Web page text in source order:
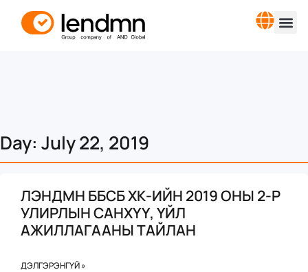
Day: July 22, 2019
ЛЭНДМН ББСБ ХК-ИЙН 2019 ОНЫ 2-Р
УЛИРЛЫН САНХҮҮ, ҮЙЛ
АЖИЛЛАГААНЫ ТАЙЛАН
ДЭЛГЭРЭНГҮЙ »